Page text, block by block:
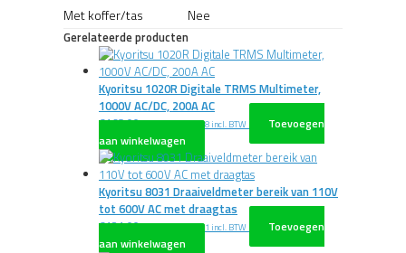
Met koffer/tas
Nee
Gerelateerde producten
Kyoritsu 1020R Digitale TRMS Multimeter,
1000V AC/DC, 200A AC
€168,00 excl. BTW€203,28 incl. BTW
Toevoegen
aan winkelwagen
Kyoritsu 8031 Draaiveldmeter bereik van 110V
tot 600V AC met draagtas
€121,00 excl. BTW€146,41 incl. BTW
Toevoegen
aan winkelwagen